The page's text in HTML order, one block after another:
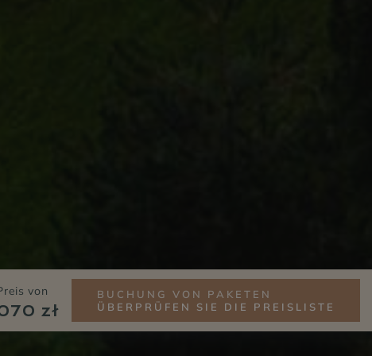
zł
von
BUCHUNG VON PAKETEN
ÜBERPRÜFEN SIE DIE PREISLISTE